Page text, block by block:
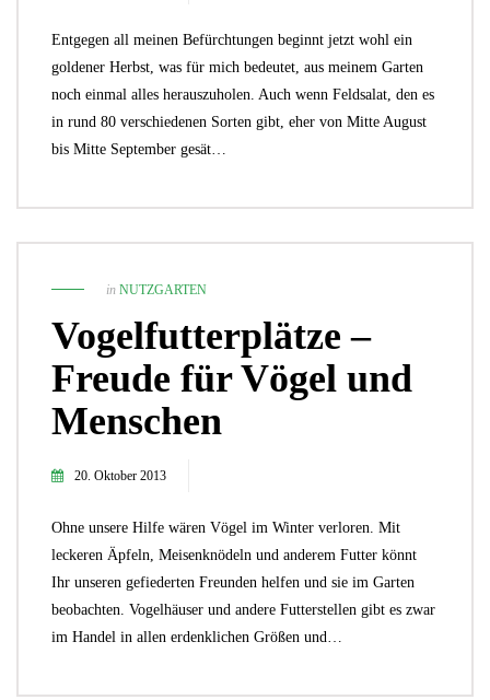
Entgegen all meinen Befürchtungen beginnt jetzt wohl ein
goldener Herbst, was für mich bedeutet, aus meinem Garten
noch einmal alles herauszuholen. Auch wenn Feldsalat, den es
in rund 80 verschiedenen Sorten gibt, eher von Mitte August
bis Mitte September gesät…
in NUTZGARTEN
Vogelfutterplätze –
Freude für Vögel und
Menschen
20. Oktober 2013
Ohne unsere Hilfe wären Vögel im Winter verloren. Mit
leckeren Äpfeln, Meisenknödeln und anderem Futter könnt
Ihr unseren gefiederten Freunden helfen und sie im Garten
beobachten. Vogelhäuser und andere Futterstellen gibt es zwar
im Handel in allen erdenklichen Größen und…